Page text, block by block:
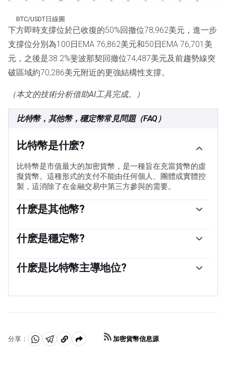
BTC/USDT日線圖
下方即時支撐位於已收復的50%回撤位78,962美元，進一步
支撐位分別為100日EMA 76,862美元和50日EMA 76,701美
元，之後是38.2%斐波那契回撤位74,487美元及前趨勢線突
破區域約70,286美元附近的更強結構性支撐。
（本文的技術分析借助AI工具完成。）
比特幣，其他幣，穩定幣常見問題（FAQ）
比特幣是什麽?
比特幣是市值最大的加密貨幣，是一種旨在充當貨幣的虛
擬貨幣。這種形式的支付不能由任何個人、團體或實體控
製，這消除了在金融交易中第三方參與的需要。
什麽是其他幣?
以太坊是非山寨幣，因為分叉發生在這兩種加密貨幣之
上。如果這是真的，那麽萊特幣是第一個山寨幣，從比特
什麽是穩定幣?
所代表的資產儲備支持。為了實現這一目標，任何一種穩
定幣的價值都與商品或金融工具掛鉤，如美元(USD)，其
和投資加密貨幣的投資者提供一個入口/出口。穩定幣還允
什麽是比特幣主導地位?
市值之比。它清晰地展示了投資者對比特幣的興趣。比特
他們的資本和/或利潤轉移到山寨幣上，以尋求更高的回
報，這通常會引發山寨幣的暴漲。
分享：
分 分 複
加密貨幣信息源